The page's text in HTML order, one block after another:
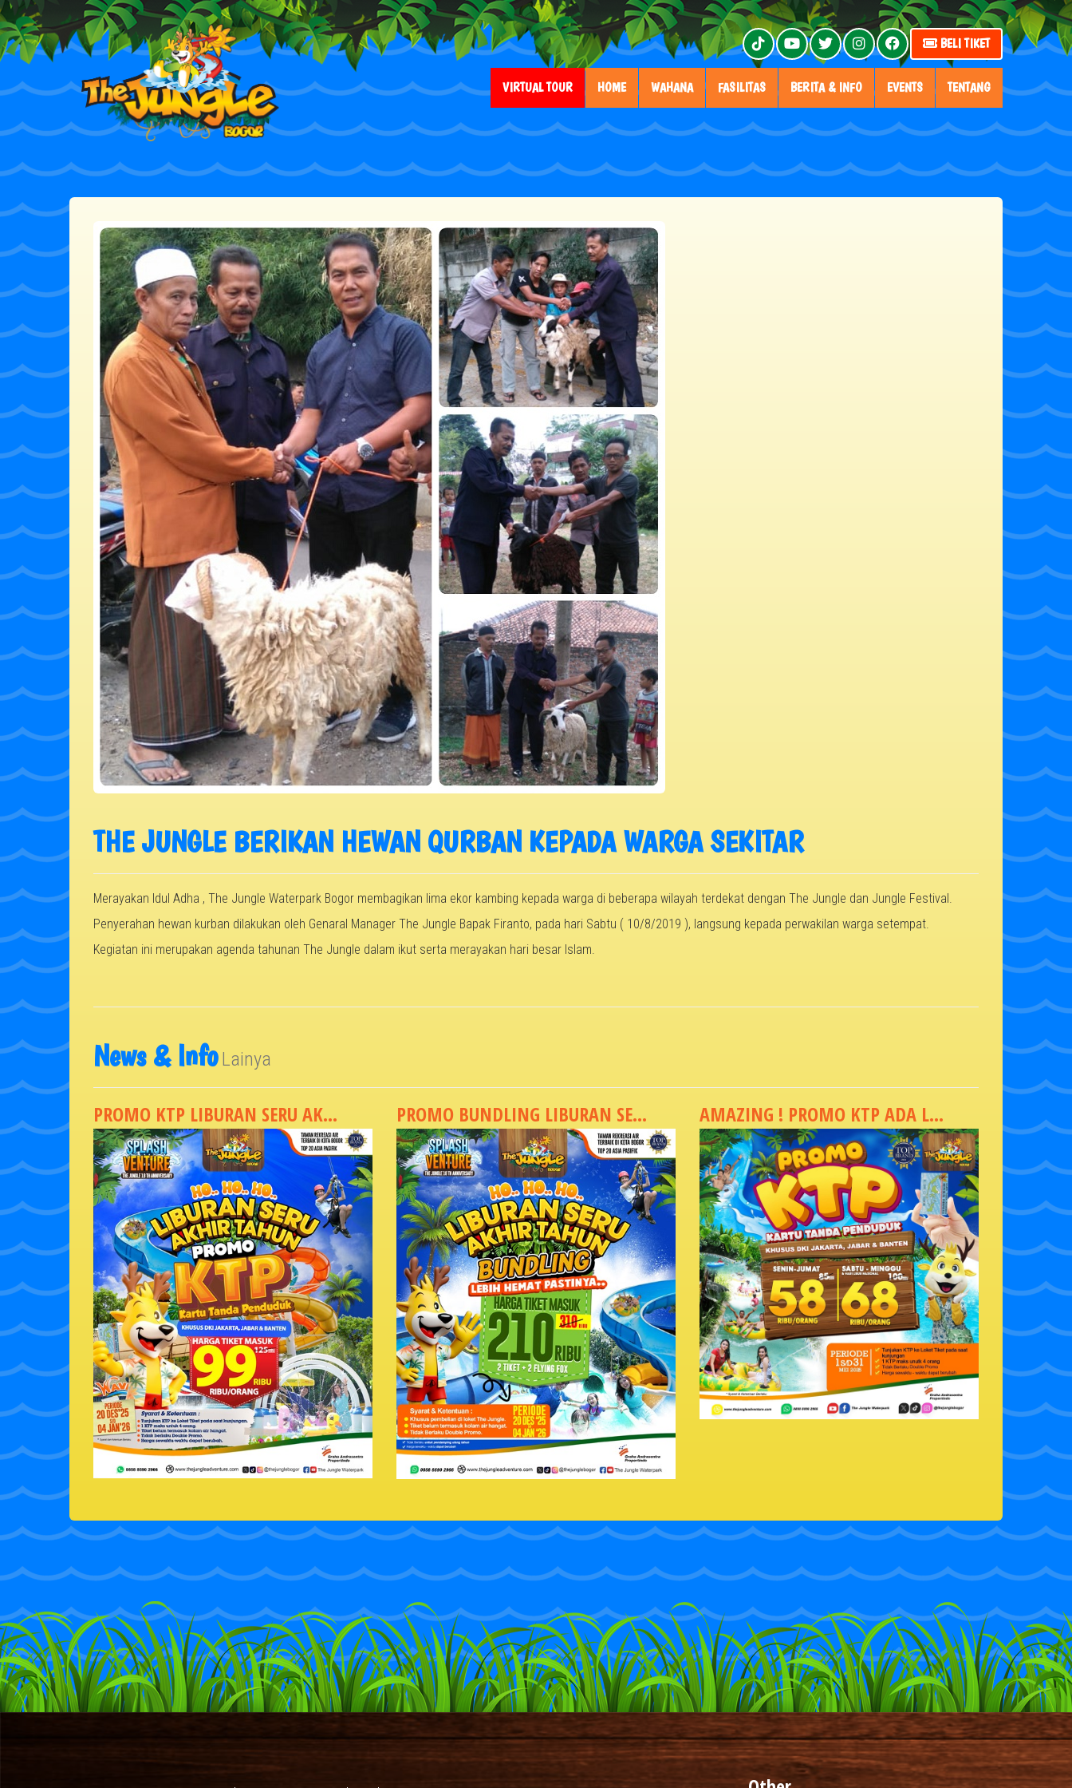
BELI TIKET
VIRTUAL TOUR HOME WAHANA FASILITAS BERITA & INFO EVENTS TENTANG
THE JUNGLE BERIKAN HEWAN QURBAN KEPADA WARGA SEKITAR
Merayakan Idul Adha , The Jungle Waterpark Bogor membagikan lima ekor kambing kepada warga di beberapa wilayah terdekat dengan The Jungle dan Jungle Festival.
Penyerahan hewan kurban dilakukan oleh Genaral Manager The Jungle Bapak Firanto, pada hari Sabtu ( 10/8/2019 ), langsung kepada perwakilan warga setempat.
Kegiatan ini merupakan agenda tahunan The Jungle dalam ikut serta merayakan hari besar Islam.
News & InfoLainya
PROMO KTP LIBURAN SERU AK... PROMO BUNDLING LIBURAN SE... AMAZING ! PROMO KTP ADA L...